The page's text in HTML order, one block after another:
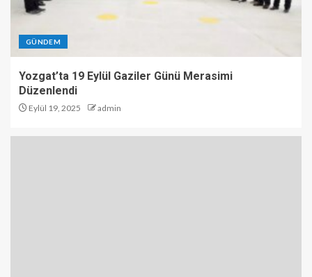
GÜNDEM
Yozgat’ta 19 Eylül Gaziler Günü Merasimi
Düzenlendi
Eylül 19, 2025 admin